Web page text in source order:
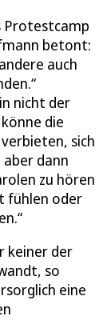
Protestcamp
betont:
auch
nicht der
die
sich
dann
zu hören
fühlen oder
keiner der
so
eine